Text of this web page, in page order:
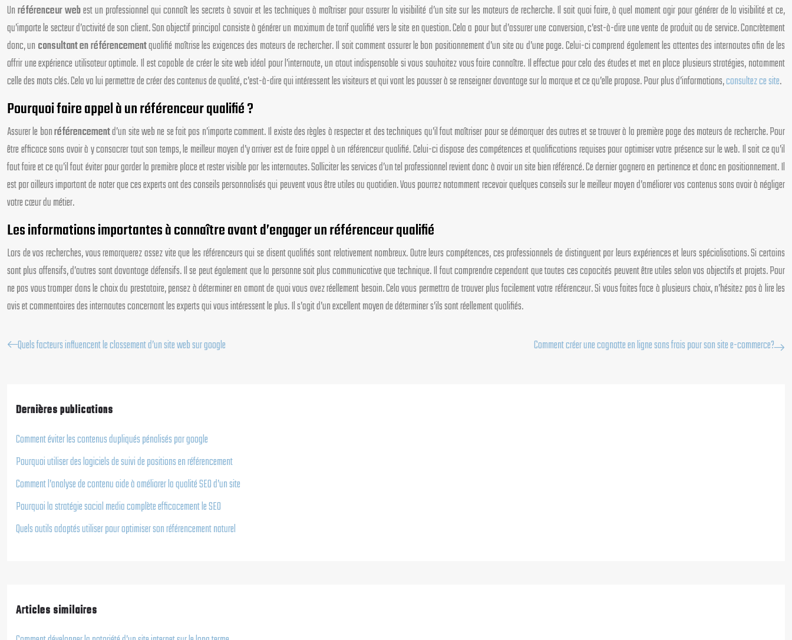
Unréférenceur webest un professionnel qui connaît les secrets à savoir et les techniques à maîtriser pour assurer la visibilité d’un site sur les moteurs de recherche. Il sait quoi faire, à quel moment agir pour générer de la visibilité et ce,
qu’importe le secteur d’activité de son client. Son objectif principal consiste à générer un maximum de tarif qualifié vers le site en question. Cela a pour but d’assurer une conversion, c’est-à-dire une vente de produit ou de service. Concrètement
donc, un consultant en référencementqualifié maîtrise les exigences des moteurs de rechercher. Il sait comment assurer le bon positionnement d’un site ou d’une page. Celui-ci comprend également les attentes des internautes afin de les
offrir une expérience utilisateur optimale. Il est capable de créer le site web idéal pour l’internaute, un atout indispensable si vous souhaitez vous faire connaître. Il effectue pour cela des études et met en place plusieurs stratégies, notamment
celle des mots clés. Cela va lui permettre de créer des contenus de qualité, c’est-à-dire qui intéressent les visiteurs et qui vont les pousser à se renseigner davantage sur la marque et ce qu’elle propose. Pour plus d’informations,consultez ce site.
Pourquoi faire appel à un référenceur qualifié ?
Assurer le bonréférencementd’un site web ne se fait pas n’importe comment. Il existe des règles à respecter et des techniques qu’il faut maîtriser pour se démarquer des autres et se trouver à la première page des moteurs de recherche. Pour
être efficace sans avoir à y consacrer tout son temps, le meilleur moyen d’y arriver est de faire appel à un référenceur qualifié. Celui-ci dispose des compétences et qualifications requises pour optimiser votre présence sur le web. Il sait ce qu’il
faut faire et ce qu’il faut éviter pour garder la première place et rester visible par les internautes. Solliciter les services d’un tel professionnel revient donc à avoir un site bien référencé. Ce dernier gagnera en pertinence et donc en positionnement. Il
est par ailleurs important de noter que ces experts ont des conseils personnalisés qui peuvent vous être utiles au quotidien. Vous pourrez notamment recevoir quelques conseils sur le meilleur moyen d’améliorer vos contenus sans avoir à négliger
votre cœur du métier.
Les informations importantes à connaître avant d’engager un référenceur qualifié
Lors de vos recherches, vous remarquerez assez vite que les référenceurs qui se disent qualifiés sont relativement nombreux. Outre leurs compétences, ces professionnels de distinguent par leurs expériences et leurs spécialisations. Si certains
sont plus offensifs, d’autres sont davantage défensifs. Il se peut également que la personne soit plus communicative que technique. Il faut comprendre cependant que toutes ces capacités peuvent être utiles selon vos objectifs et projets. Pour
ne pas vous tromper dans le choix du prestataire, pensez à déterminer en amont de quoi vous avez réellement besoin. Cela vous permettra de trouver plus facilement votre référenceur. Si vous faites face à plusieurs choix, n’hésitez pas à lire les
avis et commentaires des internautes concernant les experts qui vous intéressent le plus. Il s’agit d’un excellent moyen de déterminer s’ils sont réellement qualifiés.
Quels facteurs influencent le classement d’un site web sur google Comment créer une cagnotte en ligne sans frais pour son site e-commerce?
Dernières publications
Comment éviter les contenus dupliqués pénalisés par google
Pourquoi utiliser des logiciels de suivi de positions en référencement
Comment l’analyse de contenu aide à améliorer la qualité SEO d’un site
Pourquoi la stratégie social media complète efficacement le SEO
Quels outils adaptés utiliser pour optimiser son référencement naturel
Articles similaires